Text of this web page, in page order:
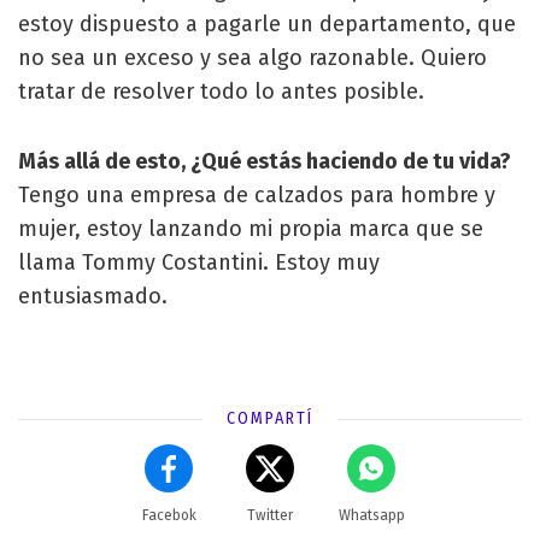
estoy dispuesto a pagarle un departamento, que
no sea un exceso y sea algo razonable. Quiero
tratar de resolver todo lo antes posible.
Más allá de esto, ¿Qué estás haciendo de tu vida?
Tengo una empresa de calzados para hombre y
mujer, estoy lanzando mi propia marca que se
llama Tommy Costantini. Estoy muy
entusiasmado.
COMPARTÍ
Facebok Twitter Whatsapp